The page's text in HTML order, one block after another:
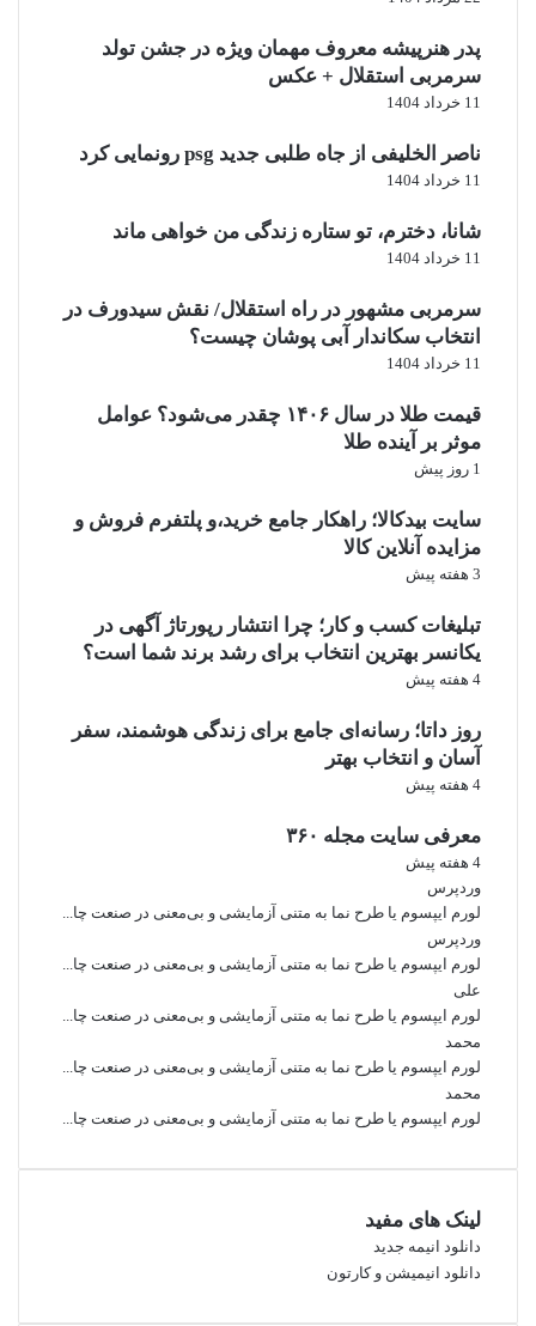
دبی؛ اگر هوشمند سفر کنید
شاید عجیب باشد، اما دبی در کشور امارات متحده عربی هم می‌تواند
اقتصادی باشد، اگر:
هتل اقتصادی بگیرید
بیشتر تفریحات رایگان را انتخاب کنید
البته نسبت به گزینه‌های دیگر کمی گران‌تر است.
سفر نوروزی
می‌شود.
رزرو زودتر از همه
هرچه زودتر رزرو کنید:
گزینه‌های بیشتری دارید
استرس کمتر می‌شود
انتخاب زمان خلوت‌تر
اوایل تعطیلات و روزهای پایانی معمولاً ارزان‌تر هستند. وسط نوروز
گران‌ترین زمان سفر است.
سفر زمینی به جای هوایی
اتوبوس، قطار یا خودرو شخصی می‌تواند هزینه را نصف کند.
اقامت اقتصادی انتخاب کنید
گزینه‌های ارزان:
اقامتگاه بومگردی
هاستل
خانه اجاره‌ای
هتل‌های ۲ یا ۳ ستاره
لزومی ندارد همیشه هتل لوکس بگیرید.
پدر هنرپیشه معروف مهمان ویژه در جشن تولد
سرمربی استقلال + عکس
11 خرداد 1404
ناصر الخلیفی از جاه طلبی جدید psg رونمایی کرد
11 خرداد 1404
شانا، دخترم، تو ستاره زندگی من خواهی ماند
11 خرداد 1404
سرمربی مشهور در راه استقلال/ نقش سیدورف در
انتخاب سکاندار آبی پوشان چیست؟
11 خرداد 1404
قیمت طلا در سال ۱۴۰۶ چقدر می‌شود؟ عوامل
موثر بر آینده طلا
1 روز پیش
سایت بیدکالا؛ راهکار جامع خرید،و پلتفرم فروش و
مزایده آنلاین کالا
3 هفته پیش
تبلیغات کسب و کار؛ چرا انتشار رپورتاژ آگهی در
یکانسر بهترین انتخاب برای رشد برند شما است؟
4 هفته پیش
روز داتا؛ رسانه‌ای جامع برای زندگی هوشمند، سفر
آسان و انتخاب بهتر
4 هفته پیش
معرفی سایت مجله ۳۶۰
4 هفته پیش
وردپرس
لورم ایپسوم یا طرح‌ نما به متنی آزمایشی و بی‌معنی در صنعت چا...
وردپرس
لورم ایپسوم یا طرح‌ نما به متنی آزمایشی و بی‌معنی در صنعت چا...
علی
لورم ایپسوم یا طرح‌ نما به متنی آزمایشی و بی‌معنی در صنعت چا...
محمد
لورم ایپسوم یا طرح‌ نما به متنی آزمایشی و بی‌معنی در صنعت چا...
محمد
لورم ایپسوم یا طرح‌ نما به متنی آزمایشی و بی‌معنی در صنعت چا...
لینک های مفید
دانلود انیمه جدید
دانلود انیمیشن و کارتون